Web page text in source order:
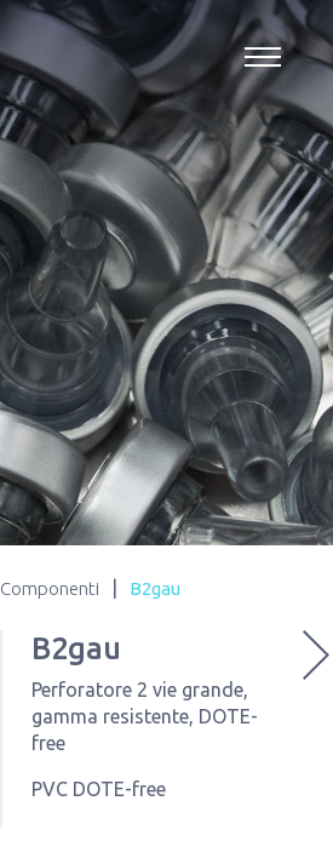
Componenti B2gau
B2gau
Perforatore 2 vie grande,
gamma resistente, DOTE-
free
PVC DOTE-free